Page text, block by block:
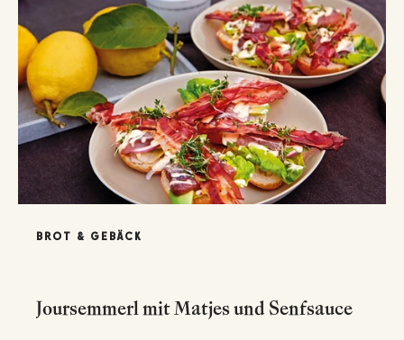
BROT & GEBÄCK
Joursemmerl mit Matjes und Senfsauce